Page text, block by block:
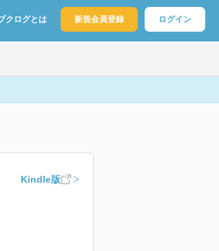
クログとは 新規会員登録 ログイン
Kindle版